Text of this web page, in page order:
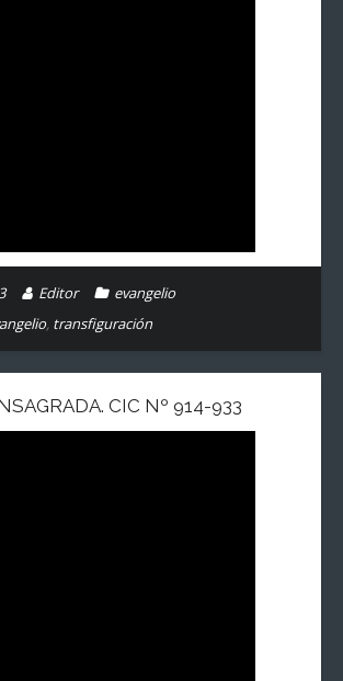
Editor
evangelio
, transfiguración
CIC Nº 914-933